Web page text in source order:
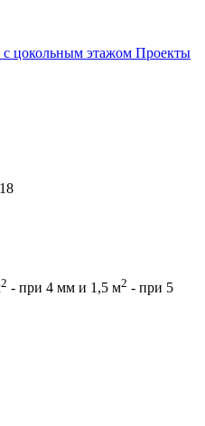
цокольным этажом Проекты
2 - при 4 мм и 1,5 м2 - при 5